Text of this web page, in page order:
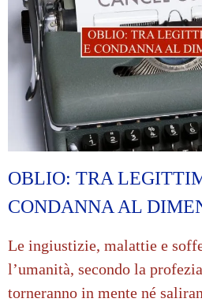
OBLIO: TRA
CONDANNA AL
Le ingiustizie, malattie e
l’umanità, secondo la
torneranno in mente né